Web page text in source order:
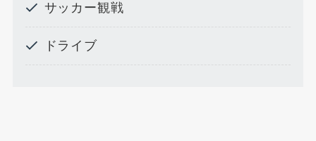
サッカー観戦
ドライブ